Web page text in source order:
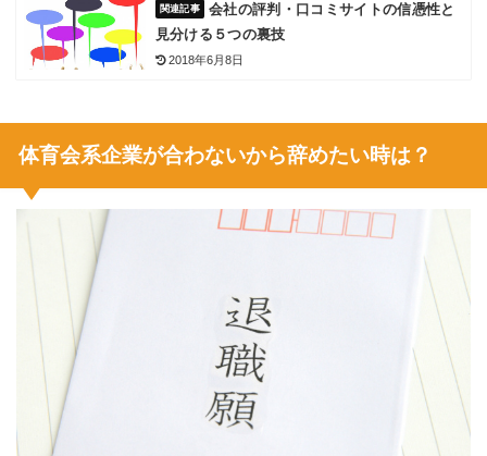
会社の評判・口コミサイトの信憑性と
見分ける５つの裏技
2018年6月8日
体育会系企業が合わないから辞めたい時は？